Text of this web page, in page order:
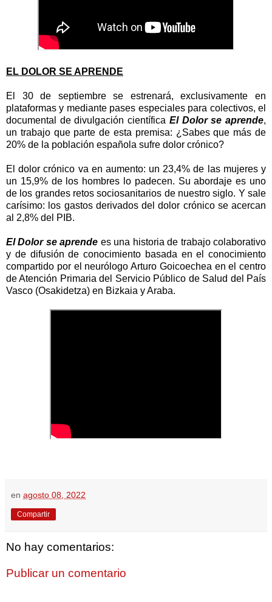
EL DOLOR SE APRENDE
El 30 de septiembre se estrenará, exclusivamente en
plataformas y mediante pases especiales para colectivos, el
documental de divulgación científica El Dolor se aprende,
un trabajo que parte de esta premisa: ¿Sabes que más de
20% de la población española sufre dolor crónico?
El dolor crónico va en aumento: un 23,4% de las mujeres y
un 15,9% de los hombres lo padecen. Su abordaje es uno
de los grandes retos sociosanitarios de nuestro siglo. Y sale
carísimo: los gastos derivados del dolor crónico se acercan
al 2,8% del PIB.
El Dolor se aprende es una historia de trabajo colaborativo
y de difusión de conocimiento basada en el conocimiento
compartido por el neurólogo Arturo Goicoechea en el centro
de Atención Primaria del Servicio Público de Salud del País
Vasco (Osakidetza) en Bizkaia y Araba.
en agosto 08, 2022
Compartir
No hay comentarios:
Publicar un comentario